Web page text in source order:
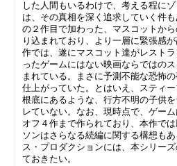
した人間もいるわけで、考える程に
は、その真相を深く追求していく件
の２作目で加わった、マスコットか
り込まれており、より一層に緊張感
作では、遂にマスコット達がレスト
ったゲームにはない映画ならではの
まれている。まさに予測不能な恐怖
仕上がっていた。とはいえ、スティ
根底にあるような、行方不明の子供
レていない。なお、現時点で、ゲー
オフ４作まで作られており、本作で
ソンはさらなる続編に関する構想も
ス・プロダクションには、本シリー
ておきたい。